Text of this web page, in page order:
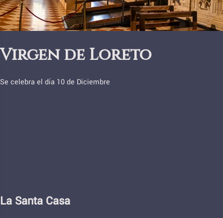
Virgen de Loreto
Se celebra el día 10 de Diciembre
La Santa Casa